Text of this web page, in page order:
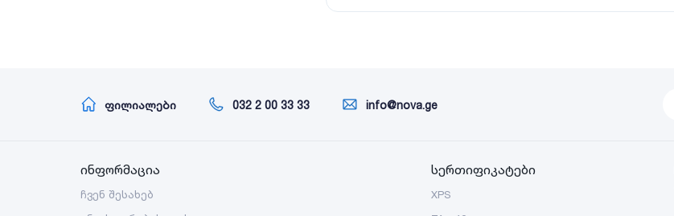
ფილიალები 032 2 00 33 33 info@nova.ge
ინფორმაცია
ჩვენ შესახებ
სერთიფიკატები
XPS